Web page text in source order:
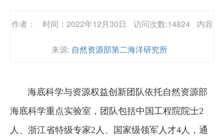
作者： 时间：2022年12月30日 访问次数:14824 内容
来源: 自然资源部第二海洋研究所
海底科学与资源权益创新团队依托自然资源部
海底科学重点实验室，团队包括中国工程院院士2
人、浙江省特级专家2人、国家级领军人才4人，通